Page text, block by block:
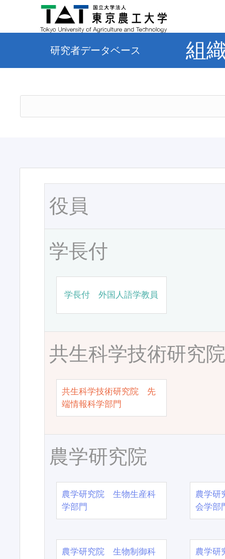
研究者データベース 組
役員
学長付
学長付 外国人語学教員
共生科学技術研究
共生科学技術研究院 先
端情報科学部門
農学研究院
農学研究院 生物生産科
学部門
農学
会学部
農学研究院 生物制御科
農学